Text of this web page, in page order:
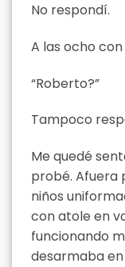
No respondí.
A las ocho
“Roberto?”
Tampoco
Me quedé
probé. Afuera
niños
con atole en
funcionando
desarmaba en